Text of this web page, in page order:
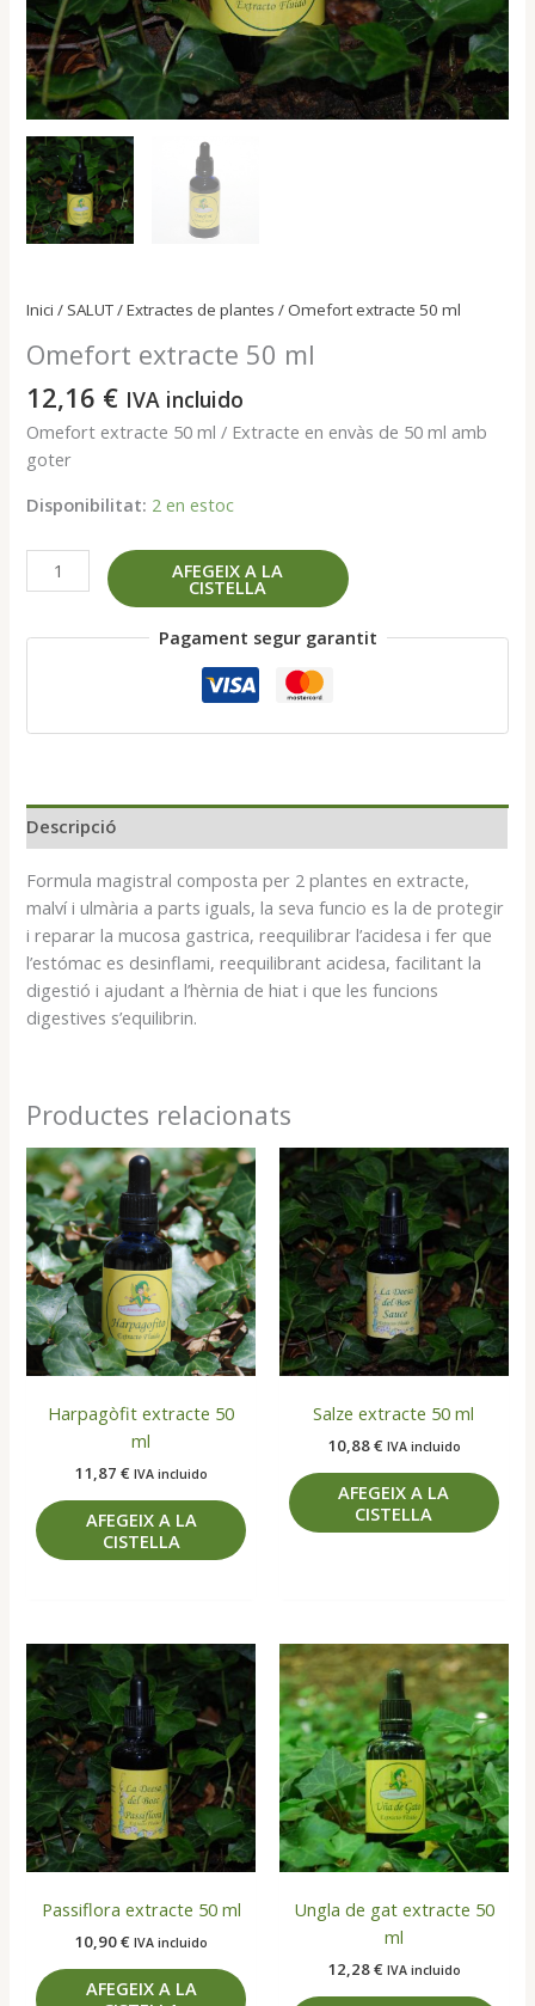
Inici / SALUT/Extractes de plantes / Omefort extracte 50 ml
Omefort extracte 50 ml
12,16 € IVA incluido
Omefort extracte 50 ml / Extracte en envàs de 50 ml amb
goter
Disponibilitat: 2 en estoc
quantitat
de
extracte
AFEGEIX A LA
CISTELLA
Pagament segur garantit
Descripció
Formula magistral composta per 2 plantes en extracte,
malví i ulmària a parts iguals, la seva funcio es la de protegir
i reparar la mucosa gastrica, reequilibrar l’acidesa i fer que
l’estómac es desinflami, reequilibrant acidesa, facilitant la
digestió i ajudant a l’hèrnia de hiat i que les funcions
digestives s’equilibrin.
Productes relacionats
Harpagòfit extracte 50
ml
11,87€ IVA incluido
AFEGEIX A LA
CISTELLA
Salze extracte 50 ml
10,88€ IVA incluido
AFEGEIX A LA
CISTELLA
Passiflora extracte 50 ml
10,90€ IVA incluido
AFEGEIX A LA
Ungla de gat extracte 50
ml
12,28€ IVA incluido